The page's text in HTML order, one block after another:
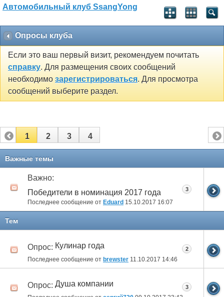
Автомобильный клуб SsangYong
Опросы клуба
Если это ваш первый визит, рекомендуем почитать
справку. Для размещения своих сообщений
необходимо зарегистрироваться. Для просмотра
сообщений выберите раздел.
1 2 3 4
Важные темы
Важно:
Победители в номинация 2017 года
Последнее сообщение от Eduard 15.10.2017 16:07
3
Тем
Опрос: Кулинар года
Последнее сообщение от brewster 11.10.2017 14:46
2
Опрос: Душа компании 3